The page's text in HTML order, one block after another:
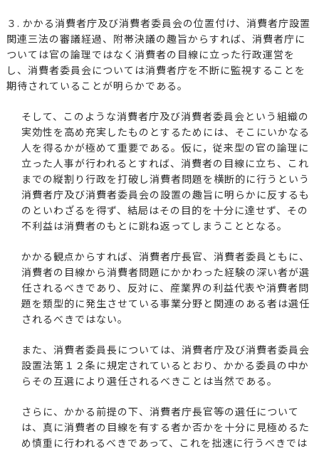
３. かかる消費者庁及び消費者委員会の位置付け、消費者庁設置
関連三法の審議経過、附帯決議の趣旨からすれば、消費者庁に
ついては官の論理ではなく消費者の目線に立った行政運営を
し、消費者委員会については消費者庁を不断に監視することを
期待されていることが明らかである。
そして、このような消費者庁及び消費者委員会という組織の
実効性を高め充実したものとするためには、そこにいかなる
人を得るかが極めて重要である。仮に，従来型の官の論理に
立った人事が行われるとすれば、消費者の目線に立ち、これ
までの縦割り行政を打破し消費者問題を横断的に行うという
消費者庁及び消費者委員会の設置の趣旨に明らかに反するも
のといわざるを得ず、結局はその目的を十分に達せず、その
不利益は消費者のもとに跳ね返ってしまうこととなる。
かかる観点からすれば、消費者庁長官、消費者委員ともに、
消費者の目線から消費者問題にかかわった経験の深い者が選
任されるべきであり、反対に、産業界の利益代表や消費者問
題を類型的に発生させている事業分野と関連のある者は選任
されるべきではない。
また、消費者委員長については、消費者庁及び消費者委員会
設置法第１２条に規定されているとおり、かかる委員の中か
らその互選により選任されるべきことは当然である。
さらに、かかる前提の下、消費者庁長官等の選任について
は、真に消費者の目線を有する者か否かを十分に見極めるた
め慎重に行われるべきであって、これを拙速に行うべきでは